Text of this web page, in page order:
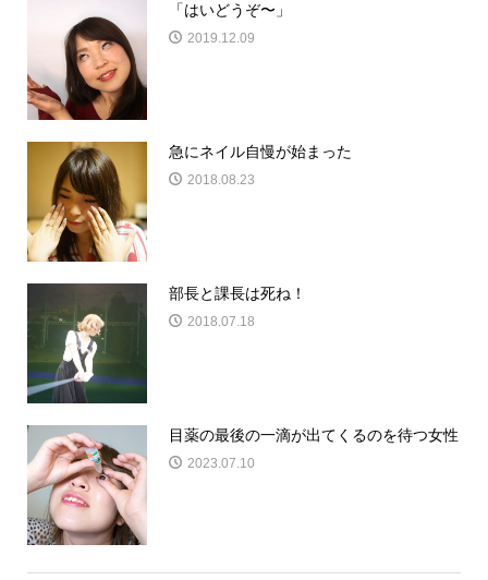
「はいどうぞ〜」
2019.12.09
急にネイル自慢が始まった
2018.08.23
部長と課長は死ね！
2018.07.18
目薬の最後の一滴が出てくるのを待つ女性
2023.07.10